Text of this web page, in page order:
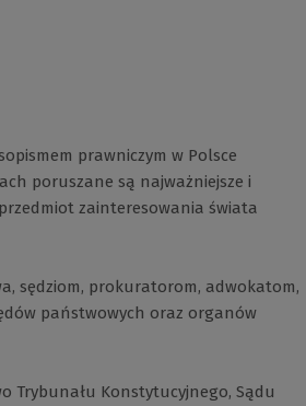
prawniczym w Polsce
poruszane są najważniejsze i
zainteresowania świata
sędziom, prokuratorom, adwokatom,
państwowych oraz organów
Trybunału Konstytucyjnego, Sądu